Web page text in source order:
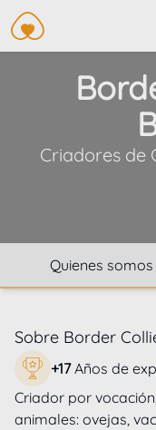
Criadores de
Quienes somos
Sobre Border
+17 Años de
Criador por
animales: ovejas,